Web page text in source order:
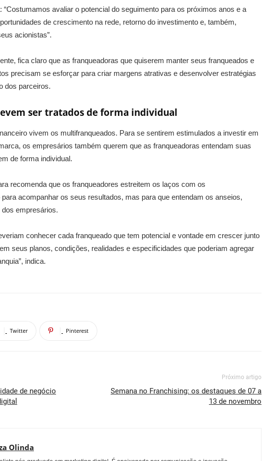
avaliar o potencial do seguimento para os próximos anos e a
de crescimento na rede, retorno do investimento e, também,
acionistas”.
fica claro que as franqueadoras que quiserem manter seus franqueados e
precisam se esforçar para criar margens atrativas e desenvolver estratégias
dos parceiros.
ser tratados de forma individual
vivem os multifranqueados. Para se sentirem estimulados a investir em
os empresários também querem que as franqueadoras entendam suas
de forma individual.
recomenda que os franqueadores estreitem os laços com os
acompanhar os seus resultados, mas para que entendam os anseios,
empresários.
conhecer cada franqueado que tem potencial e vontade em crescer junto
seus planos, condições, realidades e especificidades que poderiam agregar
indica.
Twitter Pinterest
de negócio
Próximo artigo
Semana no Franchising: os destaques de 07 a
13 de novembro
Olinda